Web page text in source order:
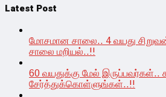
Latest Post
மோசமான சாலை.. 4 வயது சிறுவன்
சாலை மறியல்..!!
60 வயதுக்கு மேல்
சேர்த்துக்கொள்ளுங்கள்..!!